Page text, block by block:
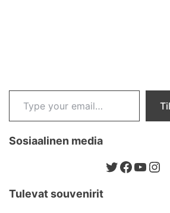
Type your email…
Sosiaalinen media
Twitter
Tulevat souvenirit